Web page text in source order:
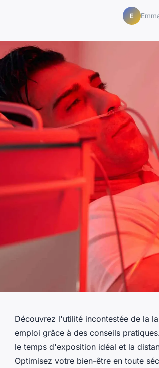
E
Découvrez l'utilité incontestée de la
emploi grâce à des conseils
le temps d'exposition idéal et la
Optimisez votre bien-être en toute